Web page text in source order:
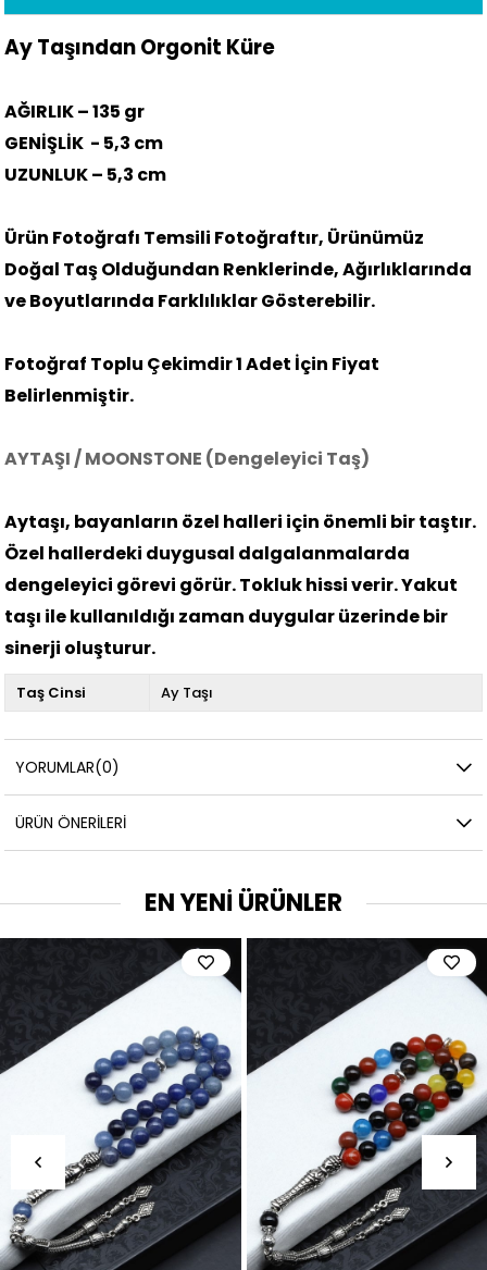
Ay Taşından Orgonit Küre
AĞIRLIK – 135 gr
GENİŞLİK - 5,3 cm
UZUNLUK – 5,3 cm
Ürün Fotoğrafı Temsili Fotoğraftır, Ürünümüz
Doğal Taş Olduğundan Renklerinde, Ağırlıklarında
ve Boyutlarında Farklılıklar Gösterebilir.
Fotoğraf Toplu Çekimdir 1 Adet İçin Fiyat
Belirlenmiştir.
AYTAŞI / MOONSTONE (Dengeleyici Taş)
Aytaşı, bayanların özel halleri için önemli bir taştır.
Özel hallerdeki duygusal dalgalanmalarda
dengeleyici görevi görür. Tokluk hissi verir. Yakut
taşı ile kullanıldığı zaman duygular üzerinde bir
sinerji oluşturur.
Taş Cinsi Ay Taşı
YORUMLAR(0)
ÜRÜN ÖNERILERI
EN YENİ ÜRÜNLER